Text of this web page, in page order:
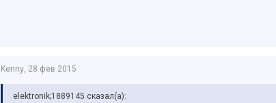
Kenny, 28 фев 2015
elektronik;1889145 сказал(а):